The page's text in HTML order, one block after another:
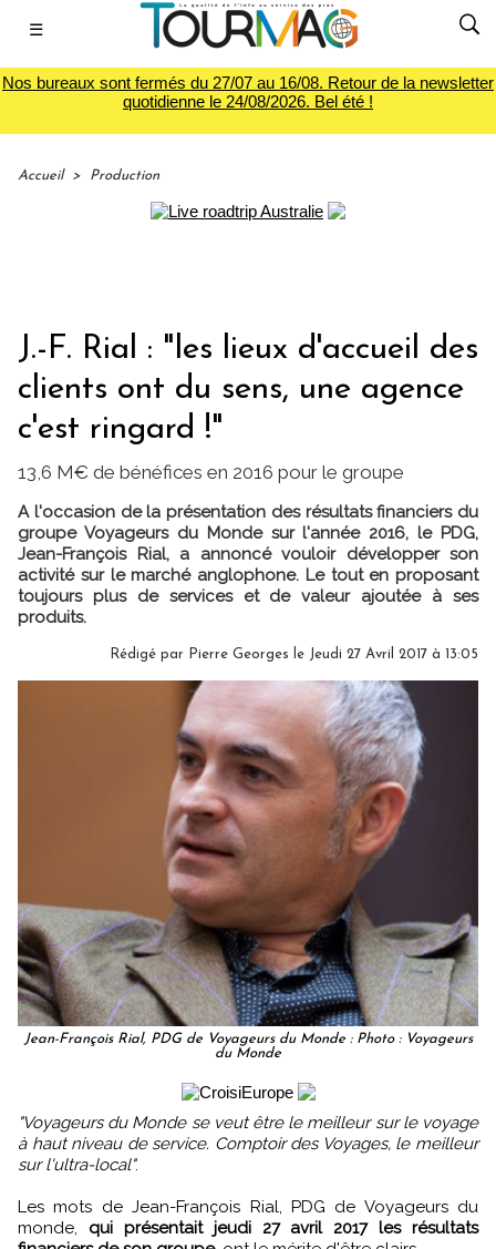
☰
Nos bureaux sont fermés du 27/07 au 16/08. Retour de la newsletter
quotidienne le 24/08/2026. Bel été !
Accueil > Production
J.-F. Rial : "les lieux d'accueil des
clients ont du sens, une agence
c'est ringard !"
13,6 M€ de bénéfices en 2016 pour le groupe
A l'occasion de la présentation des résultats financiers du
groupe Voyageurs du Monde sur l'année 2016, le PDG,
Jean-François Rial, a annoncé vouloir développer son
activité sur le marché anglophone. Le tout en proposant
toujours plus de services et de valeur ajoutée à ses
produits.
Rédigé par Pierre Georges le Jeudi 27 Avril 2017 à 13:05
Jean-François Rial, PDG de Voyageurs du Monde : Photo : Voyageurs
du Monde
"Voyageurs du Monde se veut être le meilleur sur le voyage
à haut niveau de service. Comptoir des Voyages, le meilleur
sur l'ultra-local".
Les mots de Jean-François Rial, PDG de Voyageurs du
monde, qui présentait jeudi 27 avril 2017 les résultats